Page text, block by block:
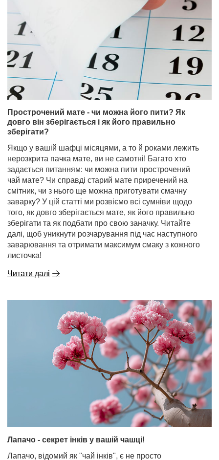
Прострочений мате - чи можна його пити? Як
довго він зберігається і як його правильно
зберігати?
Якщо у вашій шафці місяцями, а то й роками лежить
нерозкрита пачка мате, ви не самотні! Багато хто
задається питанням: чи можна пити прострочений
чай мате? Чи справді старий мате приречений на
смітник, чи з нього ще можна приготувати смачну
заварку? У цій статті ми розвіємо всі сумніви щодо
того, як довго зберігається мате, як його правильно
зберігати та як подбати про свою заначку. Читайте
далі, щоб уникнути розчарування під час наступного
заварювання та отримати максимум смаку з кожного
листочка!
Читати далі
Лапачо - секрет інків у вашій чашці!
Лапачо, відомий як "чай інків", є не просто